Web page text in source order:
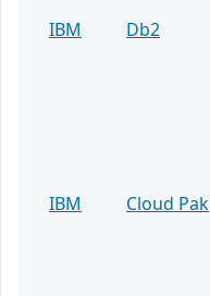
IBM
Db2
IBM
Cloud Pak